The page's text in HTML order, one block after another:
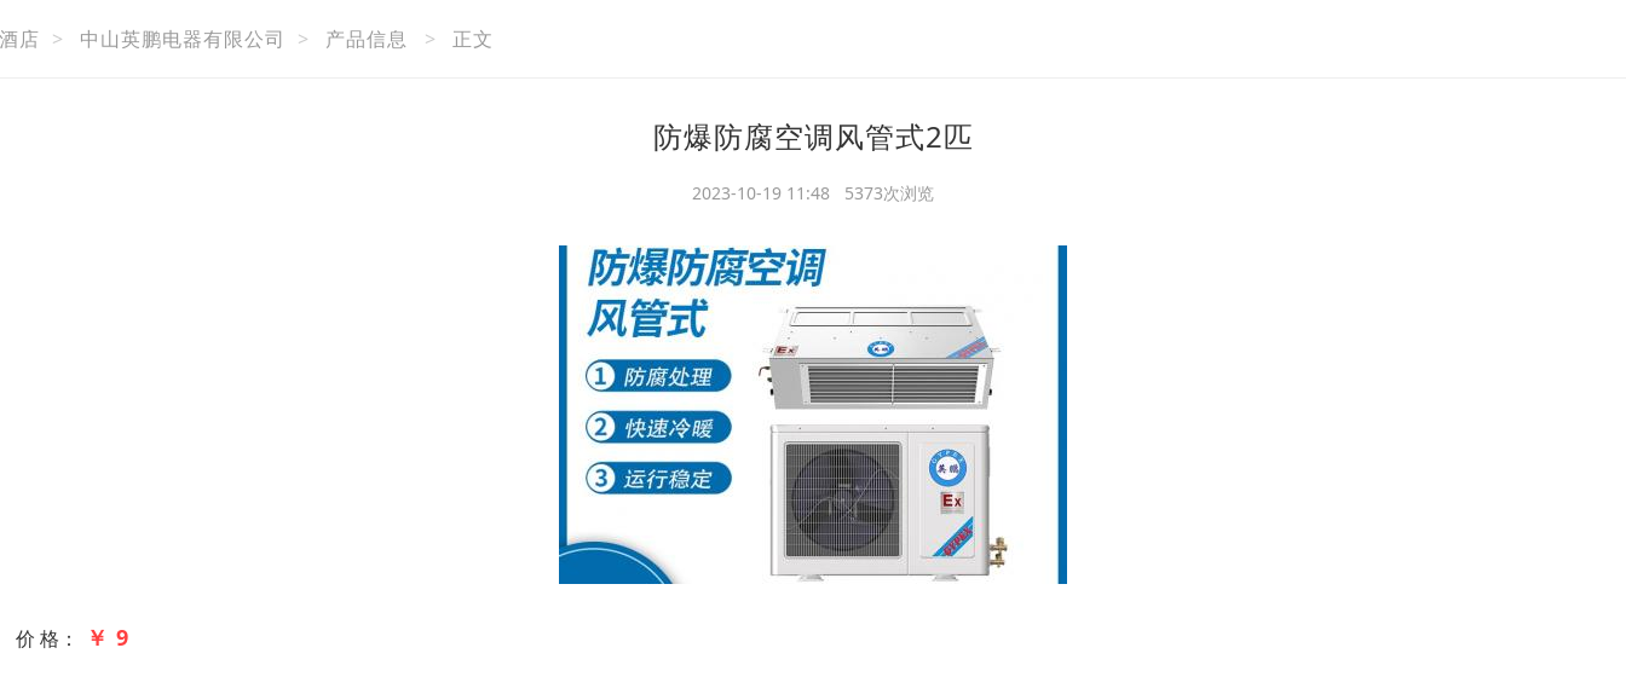
店 > 中山英鹏电器有限公司 > 产品信息 > 正文
防爆防腐空调风管式2匹
2023-10-19 11:48 5373次浏览
价 格： ￥ 9